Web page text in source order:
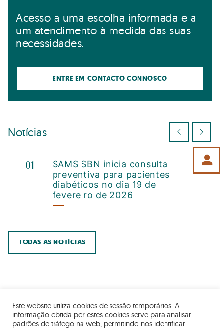
person
Acesso a uma escolha informada e a
um atendimento à medida das suas
necessidades.
ENTRE EM CONTACTO CONNOSCO
Notícias
01
SAMS SBN inicia consulta
preventiva para pacientes
diabéticos no dia 19 de
fevereiro de 2026
PreviousNext
TODAS AS NOTÍCIAS
Este website utiliza cookies de sessão temporários. A
informação obtida por estes cookies serve para analisar
padrões de tráfego na web, permitindo-nos identificar